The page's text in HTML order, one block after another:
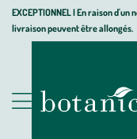
Aller
Aller
au
Aller
au
page
EXCEPTIONNEL I En raison
livraison peuvent être allongés.
Nos produits
Jardinerie